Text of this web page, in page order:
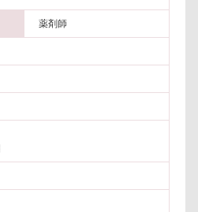
薬剤師